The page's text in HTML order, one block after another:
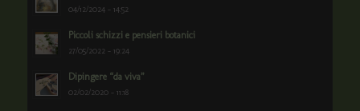
04/12/2024 - 14:52
Piccoli schizzi e pensieri botanici
27/05/2022 - 19:24
Dipingere “da viva”
02/02/2020 - 11:18